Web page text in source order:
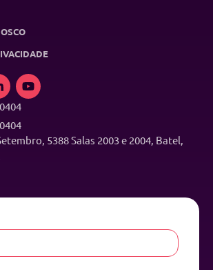
5388 Salas 2003 e 2004, Batel,